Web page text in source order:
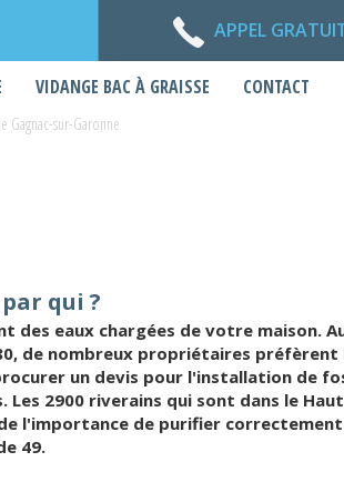
APPEL
VIDANGE BAC À GRAISSE CONTACT
Gagnac-sur-Garonne
qui ?
eaux chargées de votre maison.
de nombreux propriétaires
un devis pour l'installation de
2900 riverains qui sont dans le
l'importance de purifier
49.